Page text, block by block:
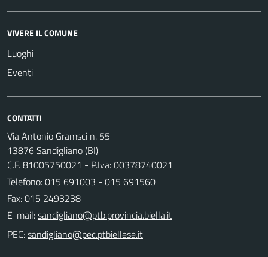
VIVERE IL COMUNE
Luoghi
Eventi
CONTATTI
Via Antonio Gramsci n. 55
13876 Sandigliano (BI)
C.F. 81005750021 - P.Iva: 00378740021
Telefono:015 691003 - 015 691560
Fax: 015 2493238
E-mail:
PEC: